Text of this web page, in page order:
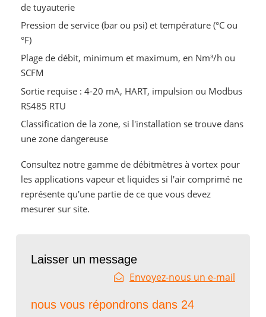
de tuyauterie
Pression de service (bar ou psi) et température (°C ou
°F)
Plage de débit, minimum et maximum, en Nm³/h ou
SCFM
Sortie requise : 4-20 mA, HART, impulsion ou Modbus
RS485 RTU
Classification de la zone, si l'installation se trouve dans
une zone dangereuse
Consultez notre gamme de débitmètres à vortex pour
les applications vapeur et liquides si l'air comprimé ne
représente qu'une partie de ce que vous devez
mesurer sur site.
Laisser un message
Envoyez-nous un e-mail
nous vous répondrons dans 24